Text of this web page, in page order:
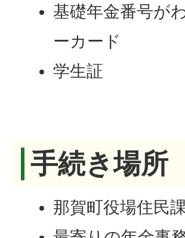
基礎年金番号が
ーカード
学生証
手続き場所
那賀町役場住民